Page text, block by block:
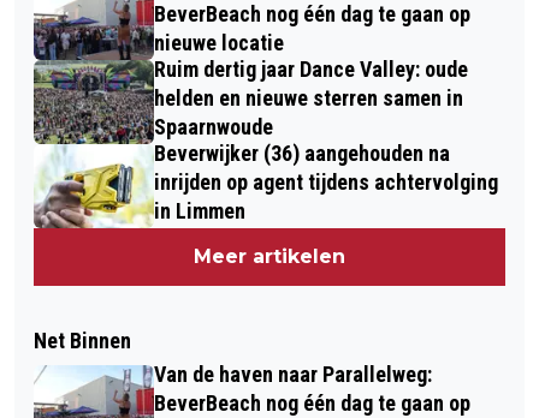
BeverBeach nog één dag te gaan op
nieuwe locatie
Ruim dertig jaar Dance Valley: oude
helden en nieuwe sterren samen in
Spaarnwoude
Beverwijker (36) aangehouden na
inrijden op agent tijdens achtervolging
in Limmen
Meer artikelen
Net Binnen
Van de haven naar Parallelweg:
BeverBeach nog één dag te gaan op